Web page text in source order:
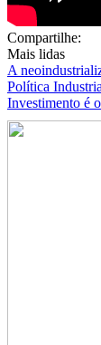
Compartilhe:
Mais lidas
A
Política
Investimento é